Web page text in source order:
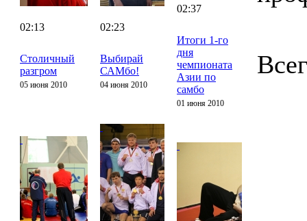
02:13
Столичный
разгром
05 июня 2010
02:23
Выбирай
САМбо!
04 июня 2010
02:37
Итоги 1-го
дня
чемпионата
Азии по
самбо
01 июня 2010